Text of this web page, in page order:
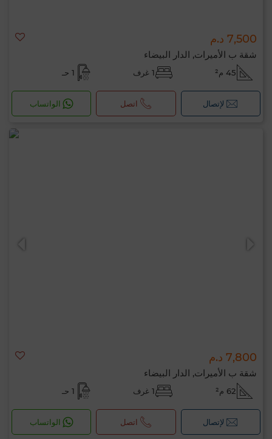
7,500 د.م
شقة ب الأميرات, الدار البيضاء
45 م² 1 غرف 1 حـ
لإتصال اتصل الواتساب
7,800 د.م
شقة ب الأميرات, الدار البيضاء
62 م² 1 غرف 1 حـ
لإتصال اتصل الواتساب